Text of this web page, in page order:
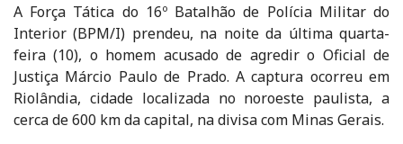
A Força Tática do 16º Batalhão de Polícia Militar do
Interior (BPM/I) prendeu, na noite da última quarta-
feira (10), o homem acusado de agredir o Oficial de
Justiça Márcio Paulo de Prado. A captura ocorreu em
Riolândia, cidade localizada no noroeste paulista, a
cerca de 600 km da capital, na divisa com Minas Gerais.